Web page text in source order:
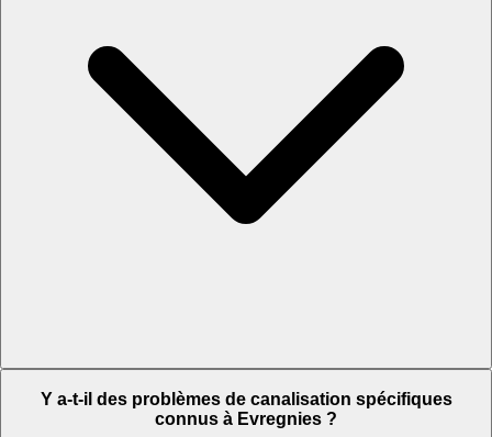
Y a-t-il des problèmes de canalisation spécifiques
connus à Evregnies ?